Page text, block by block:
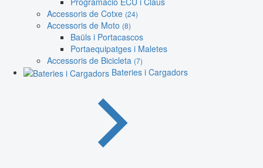
Accessoris de Cotxe (24)
Accessoris de Moto (8)
Baüls i Portacascos
Portaequipatges i Maletes
Accessoris de Bicicleta (7)
Bateries i Cargadors